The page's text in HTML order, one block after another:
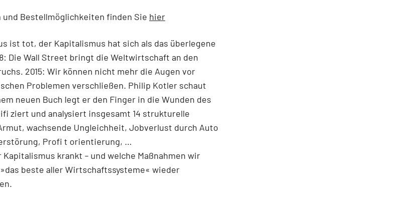
Bestellmöglichkeiten finden Sie hier
ist tot, der Kapitalismus hat sich als das überlegene
Die Wall Street bringt die Weltwirtschaft an den
2015: Wir können nicht mehr die Augen vor
Problemen verschließen. Philip Kotler schaut
neuen Buch legt er den Finger in die Wunden des
ziert und analysiert insgesamt 14 strukturelle
wachsende Ungleichheit, Jobverlust durch Auto
Profi t orientierung, …
krankt – und welche Maßnahmen wir
beste aller Wirtschaftssysteme« wieder